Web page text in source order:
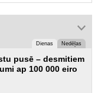
Dienas Nedēļas
pusē – desmitiem
ap 100 000 eiro